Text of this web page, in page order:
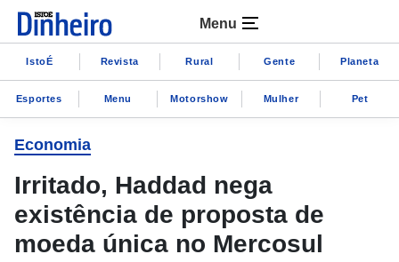
Menu
IstoÉ Revista Rural Gente Planeta
Esportes Menu Motorshow Mulher Pet
Economia
Irritado, Haddad nega
existência de proposta de
moeda única no Mercosul